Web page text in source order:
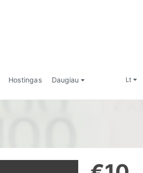
Hostingas Daugiau lt